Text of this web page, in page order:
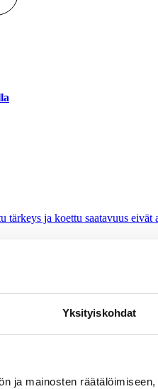
Yksityiskohdat
ja mainosten
tärkeys ja koettu saatavuus
on otettava vakavasti